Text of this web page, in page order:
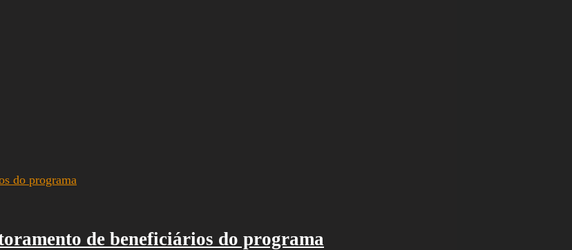
de beneficiários do programa